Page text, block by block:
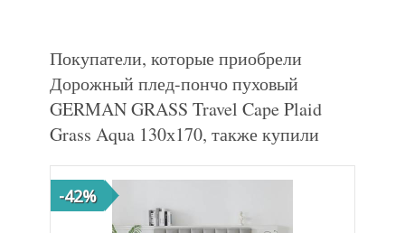
Покупатели, которые приобрели
Дорожный плед-пончо пуховый
GERMAN GRASS Travel Cape Plaid
Grass Aqua 130х170, также купили
-42%